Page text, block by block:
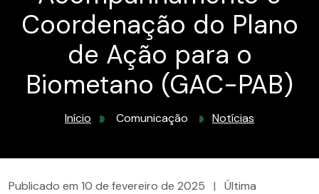
Coordenação do Plano
de Ação para o
Biometano (GAC-PAB)
Início Comunicação Notícias
Publicado em 10 de fevereiro de 2025 |
Última